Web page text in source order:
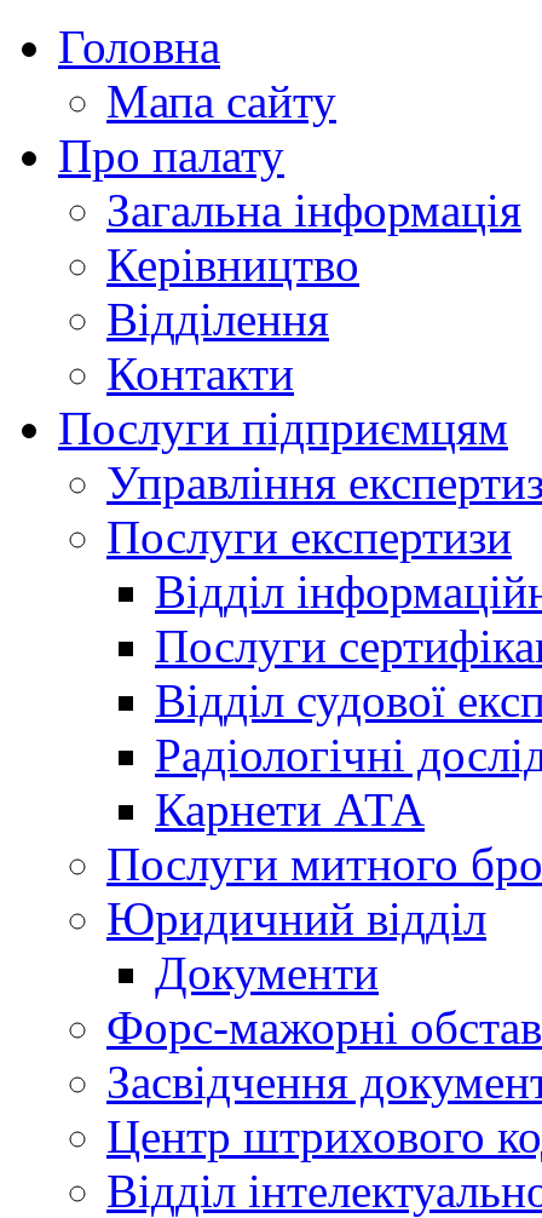
Головна
Мапа сайту
Про палату
Загальна інформація
Керівництво
Відділення
Контакти
Послуги підприємцям
Управління
Послуги експертизи
Відділ
Послуги
Відділ судової
Радіологічні
Карнети АТА
Послуги митного
Юридичний відділ
Документи
Форс-мажорні
Засвідчення
Центр штрихового
Відділ